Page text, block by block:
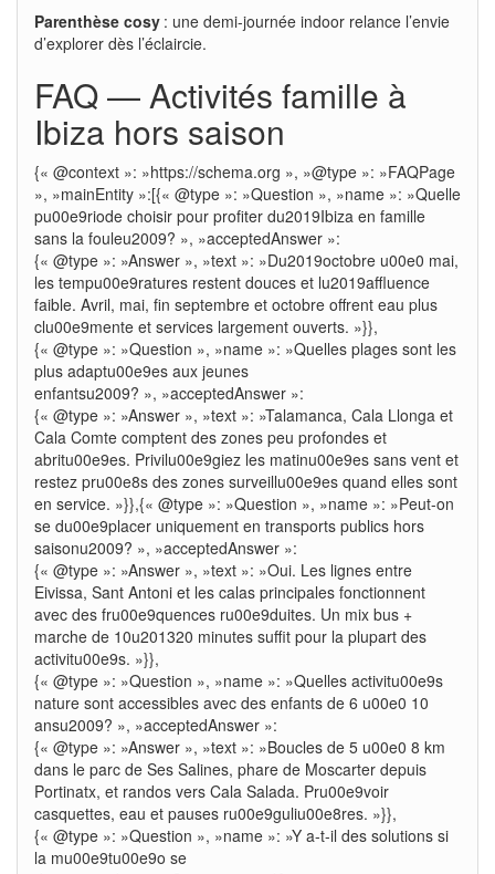
Parenthèse cosy : une demi-journée indoor relance l’envie
d’explorer dès l’éclaircie.
FAQ — Activités famille à
Ibiza hors saison
{« @context »: »https://schema.org », »@type »: »FAQPage
», »mainEntity »:[{« @type »: »Question », »name »: »Quelle
pu00e9riode choisir pour profiter du2019Ibiza en famille
sans la fouleu2009? », »acceptedAnswer »:
{« @type »: »Answer », »text »: »Du2019octobre u00e0 mai,
les tempu00e9ratures restent douces et lu2019affluence
faible. Avril, mai, fin septembre et octobre offrent eau plus
clu00e9mente et services largement ouverts. »}},
{« @type »: »Question », »name »: »Quelles plages sont les
plus adaptu00e9es aux jeunes
enfantsu2009? », »acceptedAnswer »:
{« @type »: »Answer », »text »: »Talamanca, Cala Llonga et
Cala Comte comptent des zones peu profondes et
abritu00e9es. Privilu00e9giez les matinu00e9es sans vent et
restez pru00e8s des zones surveillu00e9es quand elles sont
en service. »}},{« @type »: »Question », »name »: »Peut-on
se du00e9placer uniquement en transports publics hors
saisonu2009? », »acceptedAnswer »:
{« @type »: »Answer », »text »: »Oui. Les lignes entre
Eivissa, Sant Antoni et les calas principales fonctionnent
avec des fru00e9quences ru00e9duites. Un mix bus +
marche de 10u201320 minutes suffit pour la plupart des
activitu00e9s. »}},
{« @type »: »Question », »name »: »Quelles activitu00e9s
nature sont accessibles avec des enfants de 6 u00e0 10
ansu2009? », »acceptedAnswer »:
{« @type »: »Answer », »text »: »Boucles de 5 u00e0 8 km
dans le parc de Ses Salines, phare de Moscarter depuis
Portinatx, et randos vers Cala Salada. Pru00e9voir
casquettes, eau et pauses ru00e9guliu00e8res. »}},
{« @type »: »Question », »name »: »Y a-t-il des solutions si
la mu00e9tu00e9o se